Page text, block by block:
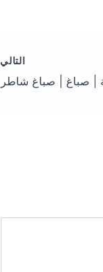
التالي